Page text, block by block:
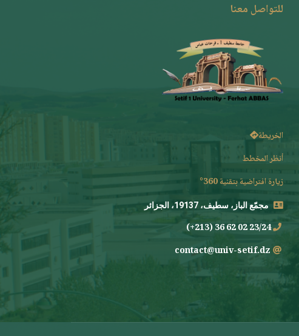
للتواصل معنا
الخريطة
أنظر المخطط
زيارة افتراضية بتقنية 360°
مجمّع الباز، سطيف، 19137، الجزائر
23/24 02 62 36 (213+)
contact@univ-setif.dz